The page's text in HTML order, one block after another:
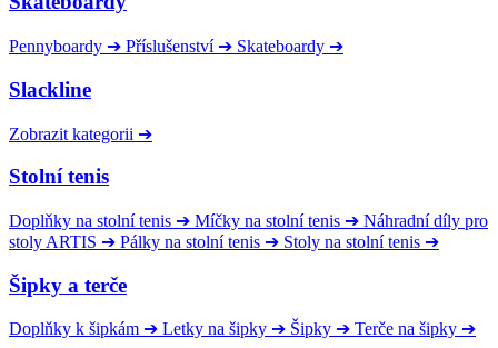
Pennyboardy ➔ Příslušenství ➔ Skateboardy ➔
Slackline
Zobrazit kategorii ➔
Stolní tenis
Doplňky na stolní tenis ➔ Míčky na stolní tenis ➔ Náhradní díly pro
stoly ARTIS ➔ Pálky na stolní tenis ➔ Stoly na stolní tenis ➔
Šipky a terče
Doplňky k šipkám ➔ Letky na šipky ➔ Šipky ➔ Terče na šipky ➔